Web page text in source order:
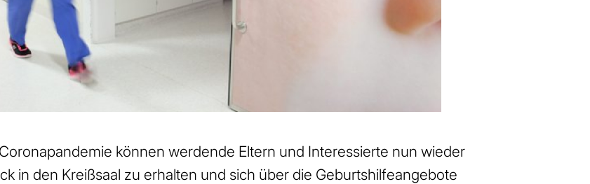
können werdende Eltern und Interessierte nun wieder
in den Kreißsaal zu erhalten und sich über die Geburtshilfeangebote